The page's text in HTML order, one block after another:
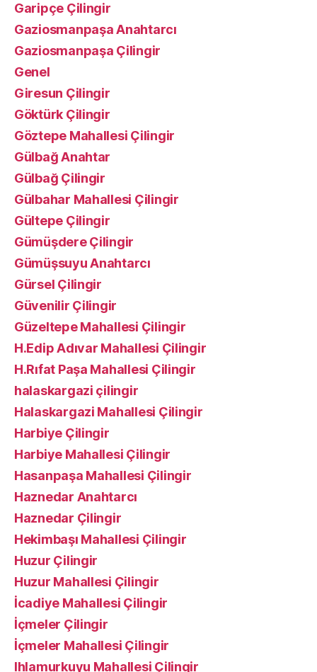
Garipçe Çilingir
Gaziosmanpaşa Anahtarcı
Gaziosmanpaşa Çilingir
Genel
Giresun Çilingir
Göktürk Çilingir
Göztepe Mahallesi Çilingir
Gülbağ Anahtar
Gülbağ Çilingir
Gülbahar Mahallesi Çilingir
Gültepe Çilingir
Gümüşdere Çilingir
Gümüşsuyu Anahtarcı
Gürsel Çilingir
Güvenilir Çilingir
Güzeltepe Mahallesi Çilingir
H.Edip Adıvar Mahallesi Çilingir
H.Rıfat Paşa Mahallesi Çilingir
halaskargazi çilingir
Halaskargazi Mahallesi Çilingir
Harbiye Çilingir
Harbiye Mahallesi Çilingir
Hasanpaşa Mahallesi Çilingir
Haznedar Anahtarcı
Haznedar Çilingir
Hekimbaşı Mahallesi Çilingir
Huzur Çilingir
Huzur Mahallesi Çilingir
İcadiye Mahallesi Çilingir
İçmeler Çilingir
İçmeler Mahallesi Çilingir
Ihlamurkuyu Mahallesi Çilingir